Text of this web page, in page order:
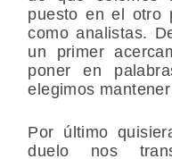
puesto en el otro
como analistas.
un primer
poner en
elegimos
Por último
duelo nos